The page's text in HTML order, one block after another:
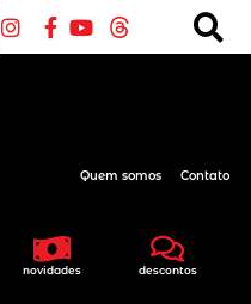
novidades descontos
Quem somos Contato